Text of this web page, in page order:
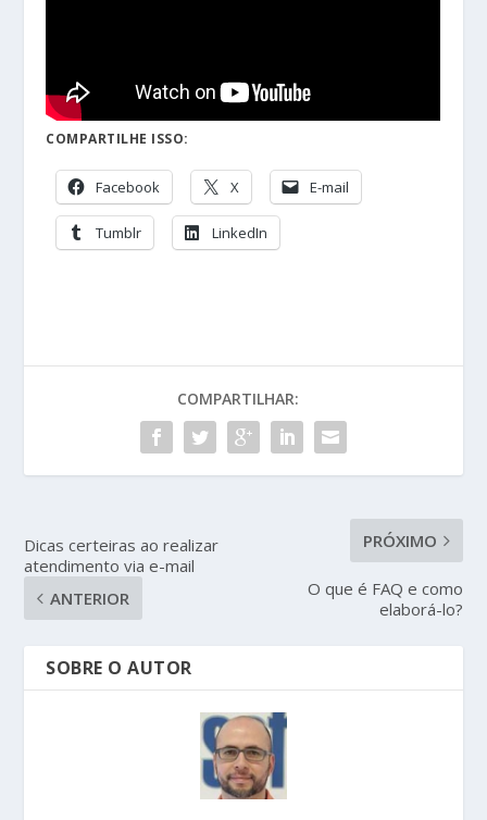
COMPARTILHE ISSO:
Facebook X E-mail
Tumblr LinkedIn
COMPARTILHAR:
Dicas certeiras ao realizar
atendimento via e-mail
ANTERIOR
PRÓXIMO
O que é FAQ e como
elaborá-lo?
SOBRE O AUTOR